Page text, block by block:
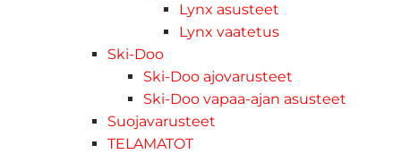
Lynx asusteet
Lynx vaatetus
Ski-Doo
Ski-Doo ajovarusteet
Ski-Doo vapaa-ajan asusteet
Suojavarusteet
TELAMATOT